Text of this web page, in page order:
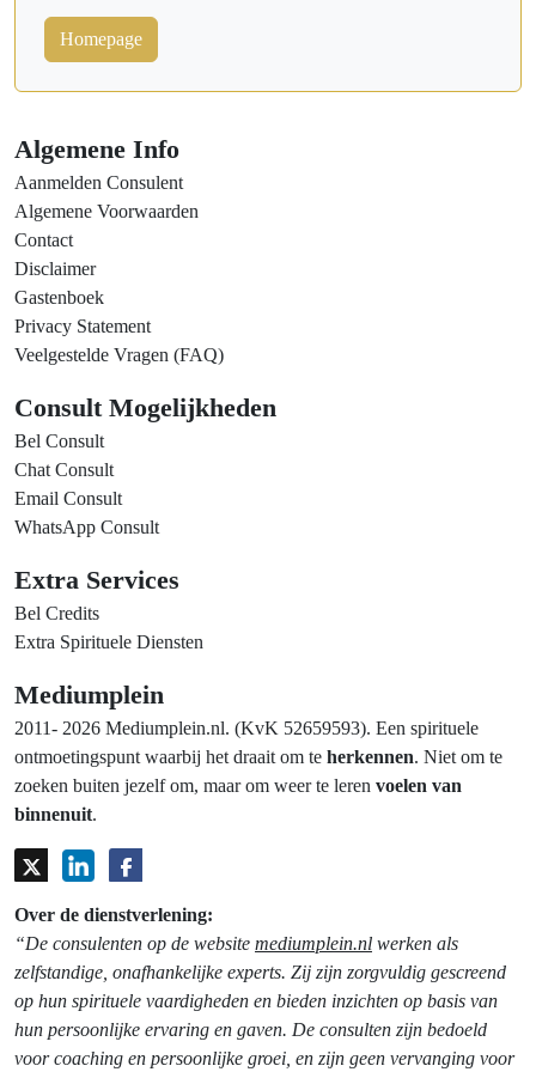
Homepage
Algemene Info
Aanmelden Consulent
Algemene Voorwaarden
Contact
Disclaimer
Gastenboek
Privacy Statement
Veelgestelde Vragen (FAQ)
Consult Mogelijkheden
Bel Consult
Chat Consult
Email Consult
WhatsApp Consult
Extra Services
Bel Credits
Extra Spirituele Diensten
Mediumplein
2011- 2026 Mediumplein.nl. (KvK 52659593). Een spirituele
ontmoetingspunt waarbij het draait om te herkennen. Niet om te
zoeken buiten jezelf om, maar om weer te leren voelen van
binnenuit.
Over de dienstverlening:
“De consulenten op de website mediumplein.nl werken als
zelfstandige, onafhankelijke experts. Zij zijn zorgvuldig gescreend
op hun spirituele vaardigheden en bieden inzichten op basis van
hun persoonlijke ervaring en gaven. De consulten zijn bedoeld
voor coaching en persoonlijke groei, en zijn geen vervanging voor